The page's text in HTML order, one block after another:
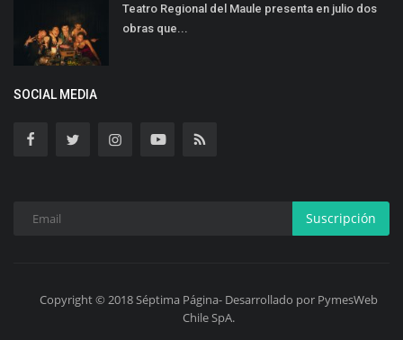
Teatro Regional del Maule presenta en julio dos
obras que...
SOCIAL MEDIA
Suscripción
Copyright © 2018 Séptima Página- Desarrollado por PymesWeb
Chile SpA.